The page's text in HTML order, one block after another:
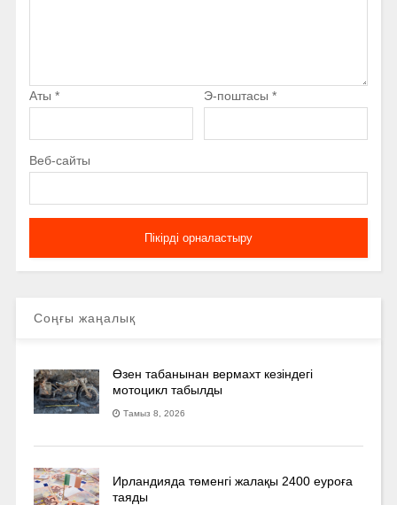
Аты * Э-поштасы *
Веб-сайты
Соңғы жаңалық
Өзен табанынан вермахт кезіндегі
мотоцикл табылды
Тамыз 8, 2026
Ирландияда төменгі жалақы 2400 еуроға
таяды